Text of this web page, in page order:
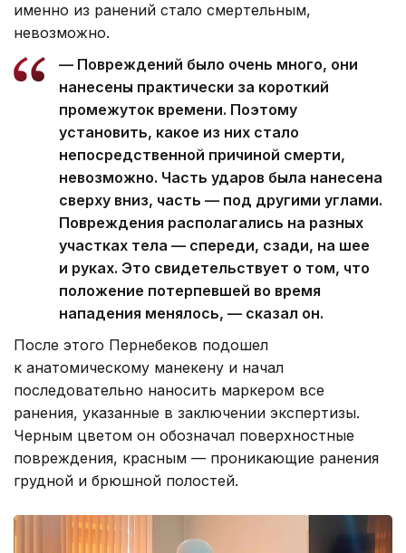
именно из ранений стало смертельным,
невозможно.
— Повреждений было очень много, они
нанесены практически за короткий
промежуток времени. Поэтому
установить, какое из них стало
непосредственной причиной смерти,
невозможно. Часть ударов была нанесена
сверху вниз, часть — под другими углами.
Повреждения располагались на разных
участках тела — спереди, сзади, на шее
и руках. Это свидетельствует о том, что
положение потерпевшей во время
нападения менялось, — сказал он.
После этого Пернебеков подошел
к анатомическому манекену и начал
последовательно наносить маркером все
ранения, указанные в заключении экспертизы.
Черным цветом он обозначал поверхностные
повреждения, красным — проникающие ранения
грудной и брюшной полостей.